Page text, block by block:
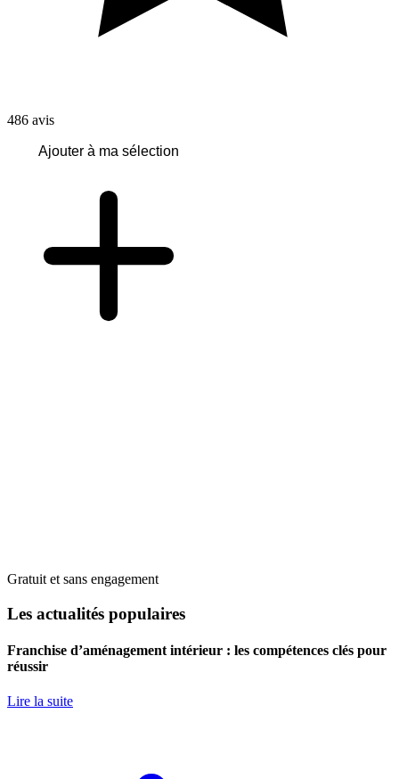
486 avis
Ajouter à ma sélection
Gratuit et sans engagement
Les actualités populaires
Franchise d’aménagement intérieur : les compétences clés pour
réussir
Lire la suite